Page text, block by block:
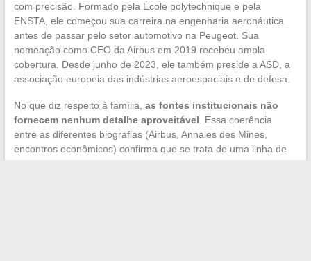
com precisão. Formado pela École polytechnique e pela
ENSTA, ele começou sua carreira na engenharia aeronáutica
antes de passar pelo setor automotivo na Peugeot. Sua
nomeação como CEO da Airbus em 2019 recebeu ampla
cobertura. Desde junho de 2023, ele também preside a ASD, a
associação europeia das indústrias aeroespaciais e de defesa.
No que diz respeito à família, as fontes institucionais não
fornecem nenhum detalhe aproveitável. Essa coerência
entre as diferentes biografias (Airbus, Annales des Mines,
encontros econômicos) confirma que se trata de uma linha de